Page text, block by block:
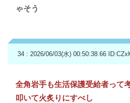
ゃそう
34 : 2026/06/03(水) 00:50:38.66
全角岩手も生活保護受給者って
叩いて火炙りにすべし